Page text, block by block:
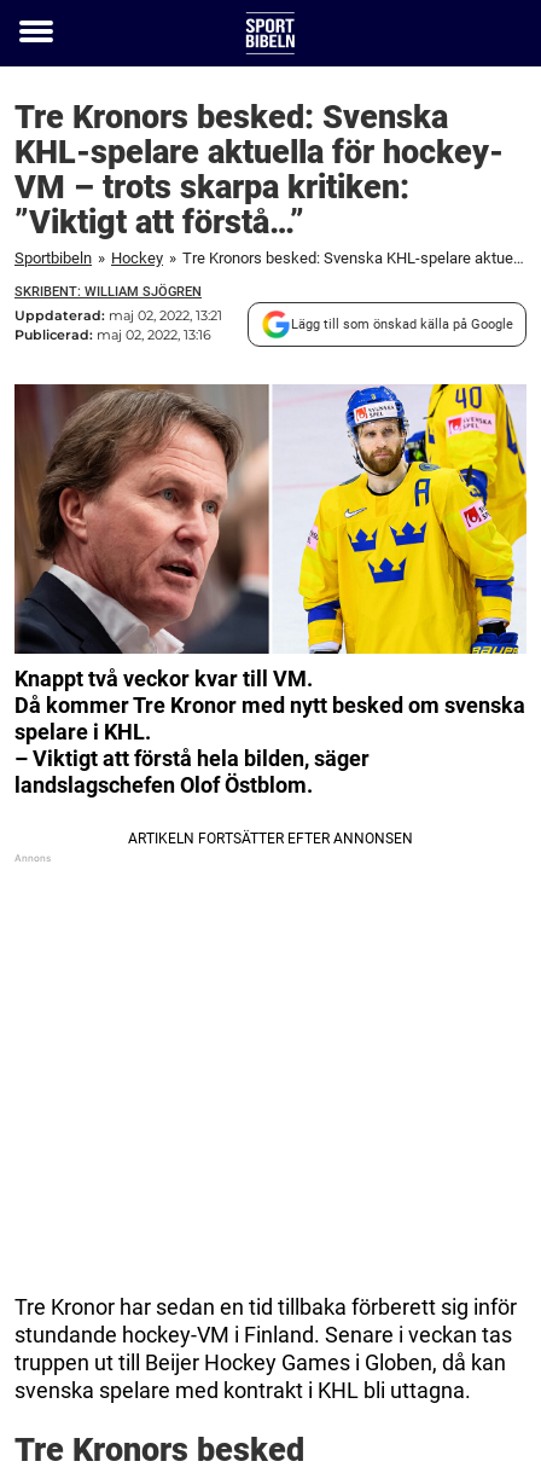
Toggle
Tre Kronors besked: Svenska
KHL-spelare aktuella för hockey-
VM – trots skarpa kritiken:
”Viktigt att förstå…”
Sportbibeln » Hockey » Tre Kronors besked: Svenska KHL-spelare aktuella för hockey-VM – trots skarpa kritiken: "Viktigt att förstå…"
SKRIBENT: WILLIAM SJÖGREN
Uppdaterad: maj 02, 2022, 13:21
Publicerad: maj 02, 2022, 13:16
Lägg till som önskad källa på Google
Knappt två veckor kvar till VM.
Då kommer Tre Kronor med nytt besked om svenska
spelare i KHL.
– Viktigt att förstå hela bilden, säger
landslagschefen Olof Östblom.
Tre Kronor har sedan en tid tillbaka förberett sig inför
stundande hockey-VM i Finland. Senare i veckan tas
truppen ut till Beijer Hockey Games i Globen, då kan
svenska spelare med kontrakt i KHL bli uttagna.
Tre Kronors besked